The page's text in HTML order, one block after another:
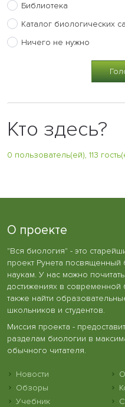
Библиотека
Каталог биологических
Ничего не нужно
Кто здесь?
0 пользователь(ей), 113
О проекте
"Вся биология" - это
проект Рунета посвященный
наукам. У нас можно
достижениях в современной
также найти
школьников и студентов.
Миссия проекта -
разделам биологии в
обычного читателя.
Новости
Обзоры
Учебник